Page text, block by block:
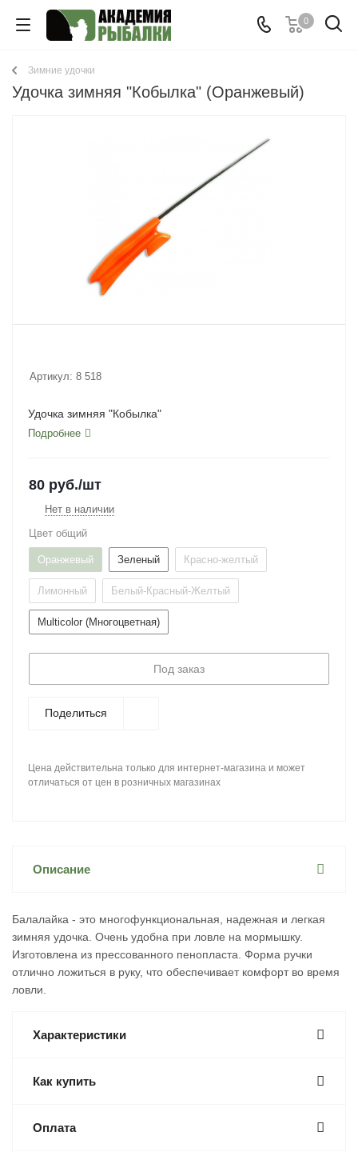
0
Зимние удочки
Удочка зимняя "Кобылка" (Оранжевый)
Артикул: 8 518
Удочка зимняя "Кобылка"
Подробнее
80 руб./шт
Нет в наличии
Цвет общий
Оранжевый Зеленый Красно-желтый
Лимонный Белый-Красный-Желтый
Multicolor (Многоцветная)
Под заказ
Поделиться
Цена действительна только для интернет-магазина и может
отличаться от цен в розничных магазинах
Описание
Балалайка - это многофункциональная, надежная и легкая
зимняя удочка. Очень удобна при ловле на мормышку.
Изготовлена из прессованного пенопласта. Форма ручки
отлично ложиться в руку, что обеспечивает комфорт во время
ловли.
Характеристики
Как купить
Оплата